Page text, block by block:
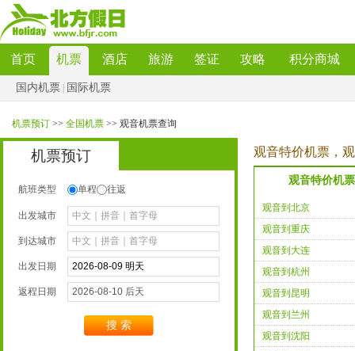
首页 机票 酒店 旅游 签证 攻略 积分商城
国内机票 国际机票
机票预订 >> 全国机票 >>观音机票查询
机票预订
航班类型 单程 往返
出发城市
到达城市
出发日期
返程日期
搜索
观音特价机票，
观音特价机
观音到北京
观音到重庆
观音到大连
观音到杭州
观音到昆明
观音到兰州
观音到沈阳